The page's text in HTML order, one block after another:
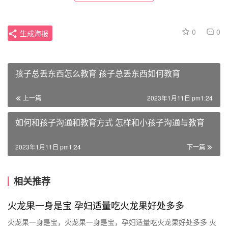
0 0
生成海报
孩子总丢东西怎么教育 孩子总丢东西如何教育
上一篇 2023年1月11日 pm1:24
如何和孩子沟通和教育方式 怎样和小孩子沟通与教育
下一篇
2023年1月11日 pm1:24
相关推荐
火龙果一身是宝 孕妇适量吃火龙果好处多多
火龙果一身是宝，火龙果一身是宝，孕妇适量吃火龙果好处多多 火